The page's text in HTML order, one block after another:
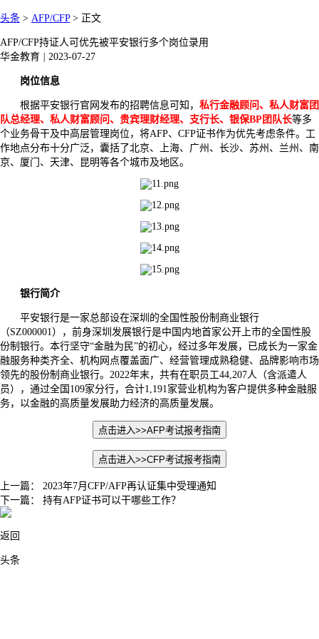
头条 > AFP/CFP> 正文
AFP/CFP持证人可优先被平安银行多个岗位录用
华金教育
2023-07-27
岗位信息
根据平安银行官网发布的招聘信息可知， 私行金融顾问、私人财富团
队总经理、私人财富顾问、贵宾理财经理、支行长、银保BP团队长等多
个业务骨干及中高层管理岗位，将AFP、CFP证书作为优先考虑条件。工
作地点分布十分广泛，囊括了北京、上海、广州、长沙、苏州、兰州、南
京、厦门、天津、昆明等各个城市及地区。
银行简介
平安银行是一家总部设在深圳的全国性股份制商业银行
（SZ000001），前身深圳发展银行是中国内地首家公开上市的全国性股
份制银行。本行坚守“金融为民”的初心，经过多年发展，已成长为一家金
融服务种类齐全、机构网点覆盖面广、经营管理成熟稳健、品牌影响市场
领先的股份制商业银行。2022年末，共有在职员工44,207人（含派遣人
员），通过全国109家分行，合计1,191家营业机构为客户提供多种金融服
务，以金融的高质量发展助力经济的高质量发展。
点击进入>>AFP考试报考指南
点击进入>>CFP考试报考指南
上一篇： 2023年7月CFP/AFP再认证集中受理通知
下一篇： 持有AFP证书可以干哪些工作？
返回
头条